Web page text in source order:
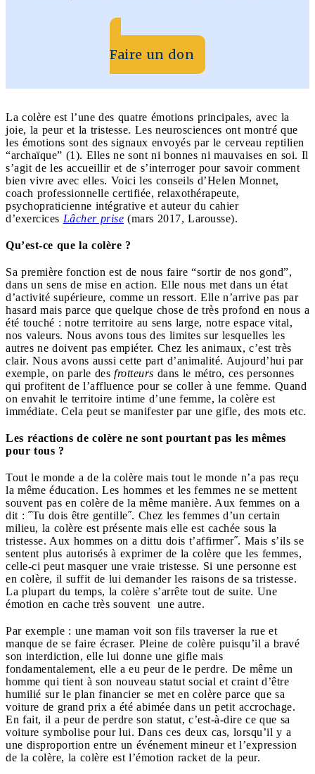
Faire un don
La colère est l’une des quatre émotions principales, avec la
joie, la peur et la tristesse. Les neurosciences ont montré que
les émotions sont des signaux envoyés par le cerveau reptilien
“archaïque” (1). Elles ne sont ni bonnes ni mauvaises en soi. Il
s’agit de les accueillir et de s’interroger pour savoir comment
bien vivre avec elles. Voici les conseils d’Helen Monnet,
coach professionnelle certifiée, relaxothérapeute,
psychopraticienne intégrative et auteur du cahier
d’exercices Lâcher prise (mars 2017, Larousse).
Qu’est-ce que la colère ?
Sa première fonction est de nous faire “sortir de nos gond”,
dans un sens de mise en action. Elle nous met dans un état
d’activité supérieure, comme un ressort. Elle n’arrive pas par
hasard mais parce que quelque chose de très profond en nous a
été touché : notre territoire au sens large, notre espace vital,
nos valeurs. Nous avons tous des limites sur lesquelles les
autres ne doivent pas empiéter. Chez les animaux, c’est très
clair. Nous avons aussi cette part d’animalité. Aujourd’hui par
exemple, on parle des frotteurs dans le métro, ces personnes
qui profitent de l’affluence pour se coller à une femme. Quand
on envahit le territoire intime d’une femme, la colère est
immédiate. Cela peut se manifester par une gifle, des mots etc.
Les réactions de colère ne sont pourtant pas les mêmes
pour tous ?
Tout le monde a de la colère mais tout le monde n’a pas reçu
la même éducation. Les hommes et les femmes ne se mettent
souvent pas en colère de la même manière. Aux femmes on a
dit : ˝Tu dois être gentille˝. Chez les femmes d’un certain
milieu, la colère est présente mais elle est cachée sous la
tristesse. Aux hommes on a dittu dois t’affirmer˝. Mais s’ils se
sentent plus autorisés à exprimer de la colère que les femmes,
celle-ci peut masquer une vraie tristesse. Si une personne est
en colère, il suffit de lui demander les raisons de sa tristesse.
La plupart du temps, la colère s’arrête tout de suite. Une
émotion en cache très souvent une autre.
Par exemple : une maman voit son fils traverser la rue et
manque de se faire écraser. Pleine de colère puisqu’il a bravé
son interdiction, elle lui donne une gifle mais
fondamentalement, elle a eu peur de le perdre. De même un
homme qui tient à son nouveau statut social et craint d’être
humilié sur le plan financier se met en colère parce que sa
voiture de grand prix a été abimée dans un petit accrochage.
En fait, il a peur de perdre son statut, c’est-à-dire ce que sa
voiture symbolise pour lui. Dans ces deux cas, lorsqu’il y a
une disproportion entre un événement mineur et l’expression
de la colère, la colère est l’émotion racket de la peur.